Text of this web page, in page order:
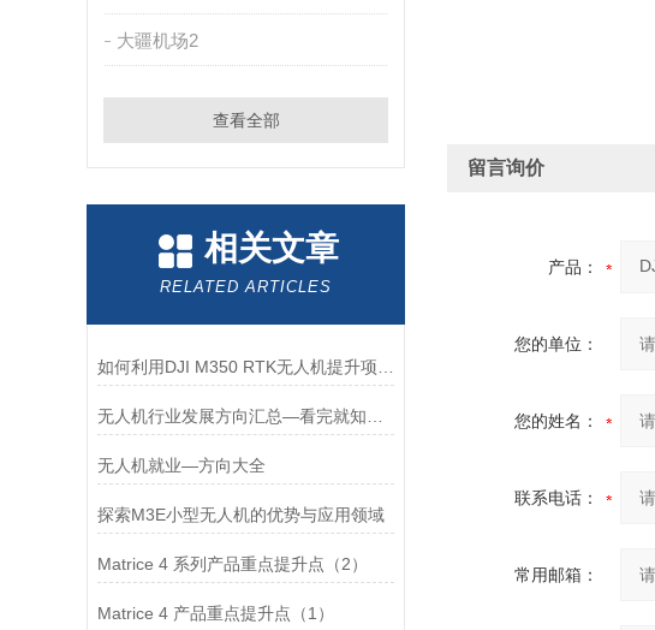
大疆机场2
查看全部
相关文章
RELATED ARTICLES
无人机就业—方向大全
探索M3E小型无人机的优势与应用领域
Matrice 4 系列产品重点提升点（2）
Matrice 4 产品重点提升点（1）
留言询价
产品：
您的单位：
您的姓名：
联系电话：
常用邮箱：